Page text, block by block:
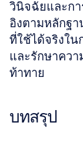
วินิจฉัยและก
อิงตามหลักฐา
ที่ใช้ได้จริงใ
และรักษาคว
ท้าทาย
บทสรุป